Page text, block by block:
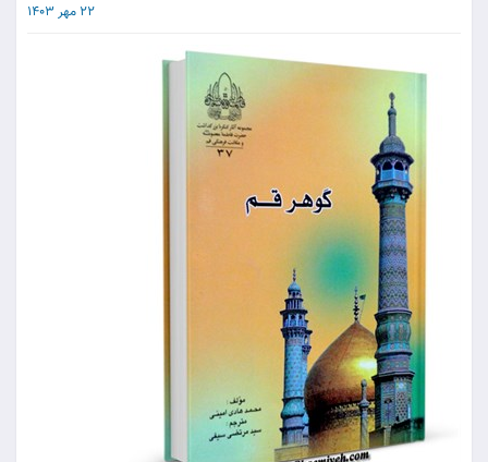
22 مهر 1403